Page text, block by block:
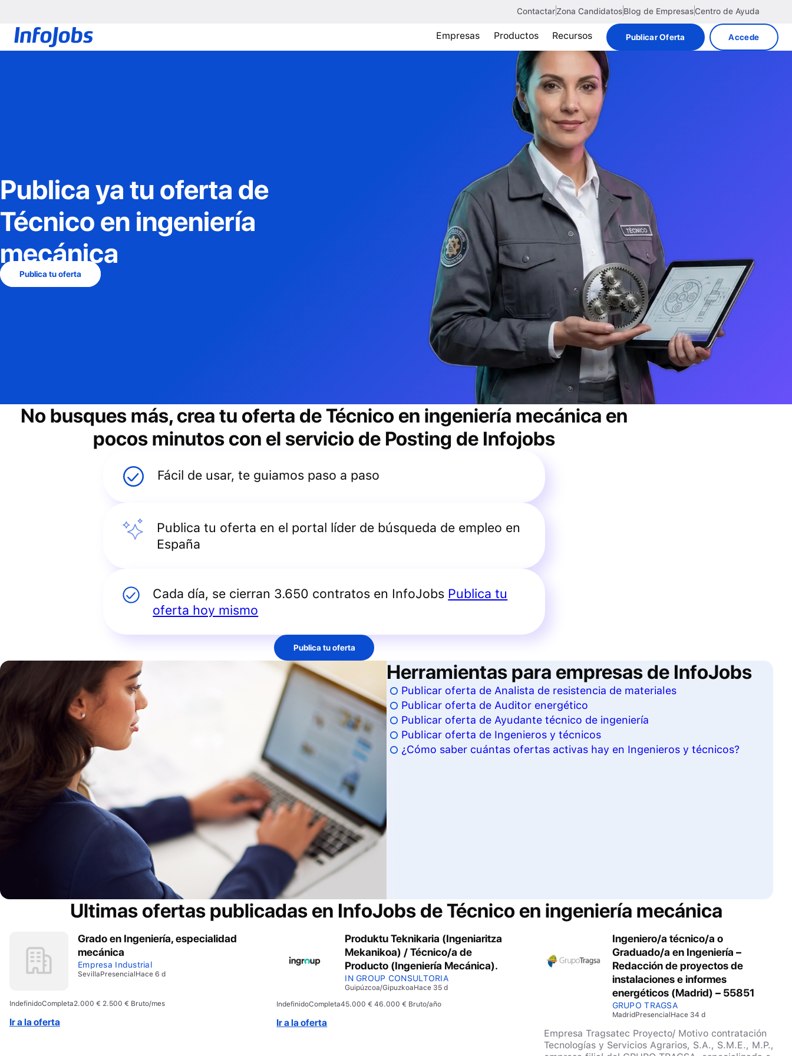
ContactarZona CandidatosBlog de EmpresasCentro de Ayuda
Empresas Productos Recursos Publicar Oferta Accede
Publica ya tu oferta de
Técnico en ingeniería
mecánica
Publica tu oferta
No busques más, crea tu oferta deTécnico en ingeniería mecánica en
pocos minutos con el servicio de Posting de Infojobs
Fácil de usar, te guiamos paso a paso
Publica tu oferta en el portal líder de búsqueda de empleo en
España
Cada día, se cierran 3.650 contratos en InfoJobs Publica tu
oferta hoy mismo
Publica tu oferta
Herramientas para empresas de InfoJobs
Publicar oferta de Analista de resistencia de materiales
Publicar oferta de Auditor energético
Publicar oferta de Ayudante técnico de ingeniería
Publicar oferta de Ingenieros y técnicos
¿Cómo saber cuántas ofertas activas hay en Ingenieros y técnicos?
Ultimas ofertas publicadas en InfoJobs deTécnico en ingeniería mecánica
Grado en Ingeniería, especialidad
mecánica
Empresa Industrial
SevillaPresencialHace 6 d
IndefinidoCompleta2.000 € 2.500 € Bruto/mes
Ir a la oferta
Produktu Teknikaria (Ingeniaritza
Mekanikoa) / Técnico/a de
Producto (Ingeniería Mecánica).
IN GROUP CONSULTORIA
Guipúzcoa/GipuzkoaHace 35 d
IndefinidoCompleta45.000 € 46.000 € Bruto/año
Ir a la oferta
Ingeniero/a técnico/a o
Graduado/a en Ingeniería –
Redacción de proyectos de
instalaciones e informes
energéticos (Madrid) – 55851
GRUPO TRAGSA
MadridPresencialHace 34 d
Empresa Tragsatec Proyecto/ Motivo contratación
Tecnologías y Servicios Agrarios, S.A., S.M.E., M.P.,